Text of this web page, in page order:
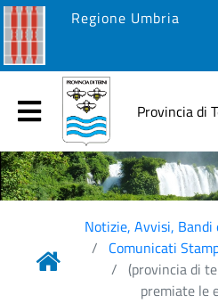
Regione Umbria
Provincia di
Notizie, Avvisi, Bandi
Comunicati
(provincia di
premiate le